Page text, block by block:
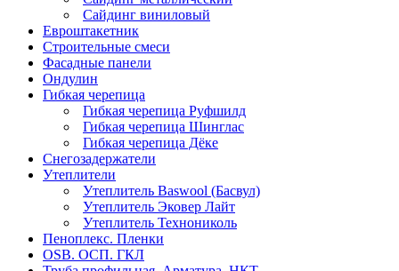
Сайдинг виниловый
Евроштакетник
Строительные смеси
Фасадные панели
Ондулин
Гибкая черепица
Гибкая черепица Руфшилд
Гибкая черепица Шинглас
Гибкая черепица Дёке
Снегозадержатели
Утеплители
Утеплитель Baswool (Басвул)
Утеплитель Эковер Лайт
Утеплитель Технониколь
Пеноплекс. Пленки
OSB. ОСП. ГКЛ